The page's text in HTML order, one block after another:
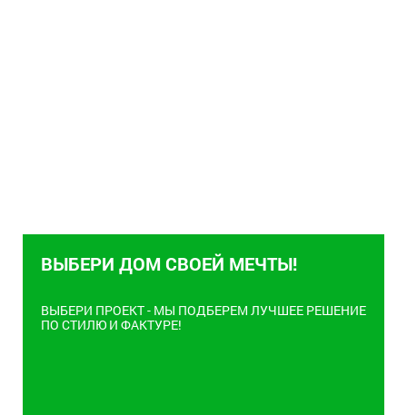
ВЫБЕРИ ДОМ СВОЕЙ МЕЧТЫ!
ВЫБЕРИ ПРОЕКТ - МЫ ПОДБЕРЕМ ЛУЧШЕЕ РЕШЕНИЕ
ПО СТИЛЮ И ФАКТУРЕ!